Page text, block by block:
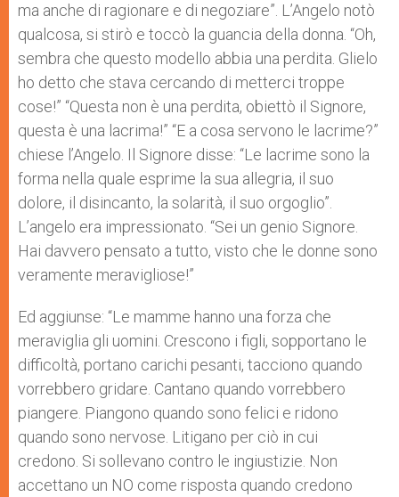
ma anche di ragionare e di negoziare”. L’Angelo notò
qualcosa, si stirò e toccò la guancia della donna. “Oh,
sembra che questo modello abbia una perdita. Glielo
ho detto che stava cercando di metterci troppe
cose!” “Questa non è una perdita, obiettò il Signore,
questa è una lacrima!” “E a cosa servono le lacrime?”
chiese l’Angelo. Il Signore disse: “Le lacrime sono la
forma nella quale esprime la sua allegria, il suo
dolore, il disincanto, la solarità, il suo orgoglio”.
L’angelo era impressionato. “Sei un genio Signore.
Hai davvero pensato a tutto, visto che le donne sono
veramente meravigliose!”
Ed aggiunse: “Le mamme hanno una forza che
meraviglia gli uomini. Crescono i figli, sopportano le
difficoltà, portano carichi pesanti, tacciono quando
vorrebbero gridare. Cantano quando vorrebbero
piangere. Piangono quando sono felici e ridono
quando sono nervose. Litigano per ciò in cui
credono. Si sollevano contro le ingiustizie. Non
accettano un NO come risposta quando credono